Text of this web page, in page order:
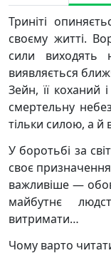
Триніті
своєму житті.
сили виходять
виявляється
Зейн, її коханий
смертельну
тільки силою, а й
У боротьбі за
своє
важливіше —
майбутнє
витримати…
Чому варто